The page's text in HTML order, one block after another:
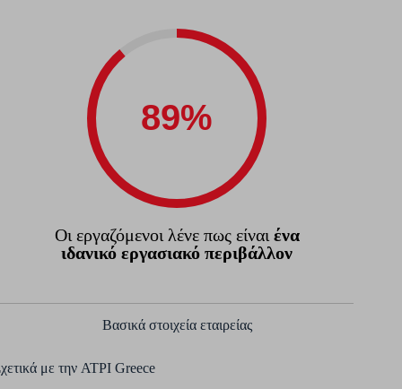
Οι εργαζόμενοι λένε πως είναιένα
ιδανικό εργασιακό περιβάλλον
Βασικά στοιχεία εταιρείας
με την ATPI Greece